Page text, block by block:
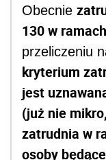
Obecnie
130 w
przeliczeniu
kryterium
jest
(już nie
zatrudnia w
osoby